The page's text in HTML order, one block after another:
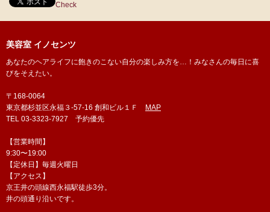
Check
美容室 イノセンツ
あなたのヘアライフに飽きのこない自分の楽しみ方を…！みなさんの毎日に喜
びをそえたい。
〒168-0064
東京都杉並区永福３-57-16 創和ビル１Ｆ
MAP
TEL 03-3323-7927 予約優先
【営業時間】
9:30〜19:00
【定休日】毎週火曜日
【アクセス】
京王井の頭線西永福駅徒歩3分。
井の頭通り沿いです。